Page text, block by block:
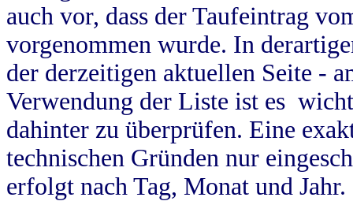
auch vor, dass der Taufeintrag
vorgenommen wurde. In
der derzeitigen aktuellen Seite -
Verwendung der Liste ist es
dahinter zu überprüfen. Eine
technischen Gründen nur
erfolgt nach Tag, Monat und Jahr.